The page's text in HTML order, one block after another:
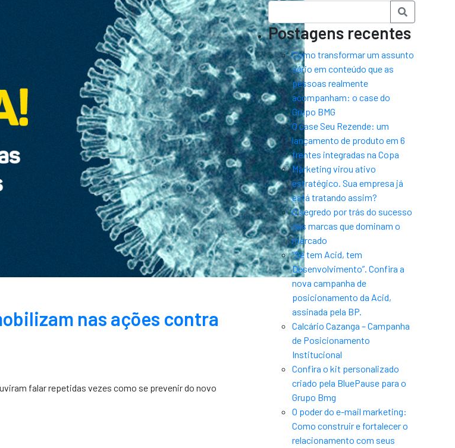
nas ações contra
falar repetidas vezes como se prevenir do novo
Postagens recentes
Como transformar um assunto
sério em conteúdo que as
pessoas realmente
acompanham: o case do
Grupo BMG
O case Seu Rezende: um
lançamento de produto em 6
frentes integradas na Copa
Marketing virou ativo
estratégico. Sua empresa já
está tratando assim?
O segredo por trás do sucesso
das marcas que dominam o
mercado
“Se tem Acid, tem
Desenvolvimento”. Confira a
nova campanha de
posicionamento da Acid,
assinada pela BP.
Calcário Cazanga – Campanha
de Posicionamento
Institucional
Confira o kit personalizado
criado pela BluePause para o
Grupo Bmg
O poder do e-mail marketing:
Como construir e fortalecer o
relacionamento com seus